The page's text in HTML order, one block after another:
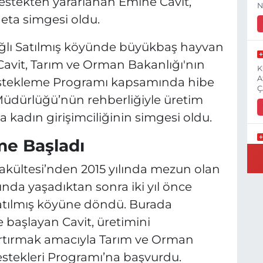
simgesi oldu.
Satılmış köyünde büyükbaş hayvan
Tarım ve Orman Bakanlığı'nın
Programı kapsamında hibe
rehberliğiyle üretim
kadın girişimciliğinin simgesi oldu.
Başladı
2015 yılında mezun olan
yaşadıktan sonra iki yıl önce
köyüne döndü. Burada
Cavit, üretimini
amacıyla Tarım ve Orman
Programı’na başvurdu.